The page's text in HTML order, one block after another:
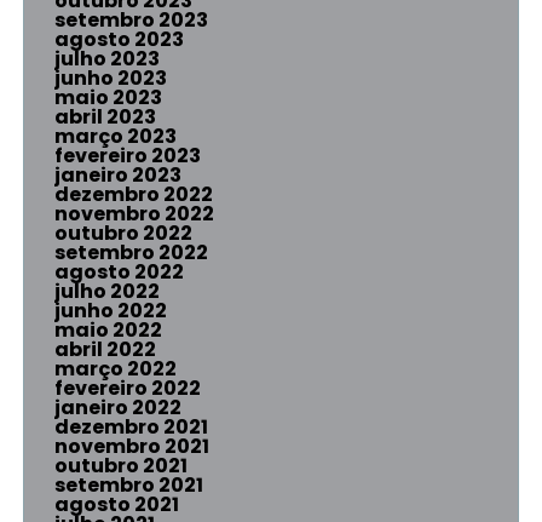
setembro 2023
agosto 2023
julho 2023
junho 2023
maio 2023
abril 2023
março 2023
fevereiro 2023
janeiro 2023
dezembro 2022
novembro 2022
outubro 2022
setembro 2022
agosto 2022
julho 2022
junho 2022
maio 2022
abril 2022
março 2022
fevereiro 2022
janeiro 2022
dezembro 2021
novembro 2021
outubro 2021
setembro 2021
agosto 2021